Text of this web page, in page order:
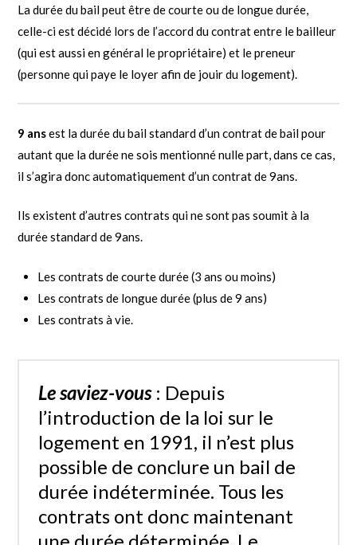
La durée du bail peut être de courte ou de longue durée,
celle-ci est décidé lors de l’accord du contrat entre le bailleur
(qui est aussi en général le propriétaire) et le preneur
(personne qui paye le loyer afin de jouir du logement).
9 ansest la durée du bail standard d’un contrat de bail pour
autant que la durée ne sois mentionné nulle part, dans ce cas,
il s’agira donc automatiquement d’un contrat de 9ans.
Ils existent d’autres contrats qui ne sont pas soumit à la
durée standard de 9ans.
Les contrats de courte durée (3 ans ou moins)
Les contrats de longue durée (plus de 9 ans)
Les contrats à vie.
Le saviez-vous: Depuis
l’introduction de la loi sur le
logement en 1991, il n’est plus
possible de conclure un bail de
durée indéterminée. Tous les
contrats ont donc maintenant